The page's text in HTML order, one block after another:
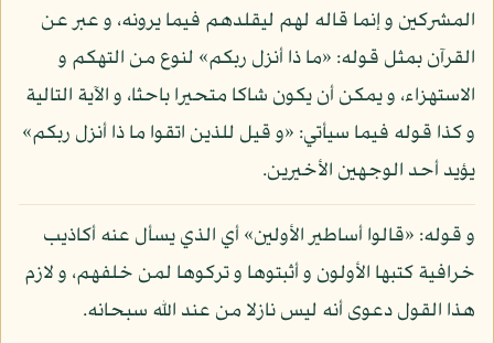
المشركين و إنما قاله لهم ليقلدهم فيما يرونه، و عبر عن
القرآن بمثل قوله: «ما ذا أنزل ربكم» لنوع من التهكم و
الاستهزاء، و يمكن أن يكون شاكا متحيرا باحثا، و الآية التالية
و كذا قوله فيما سيأتي: «و قيل للذين اتقوا ما ذا أنزل ربكم»
يؤيد أحد الوجهين الأخيرين.
و قوله: «قالوا أساطير الأولين» أي الذي يسأل عنه أكاذيب
خرافية كتبها الأولون و أثبتوها و تركوها لمن خلفهم، و لازم
هذا القول دعوى أنه ليس نازلا من عند الله سبحانه.